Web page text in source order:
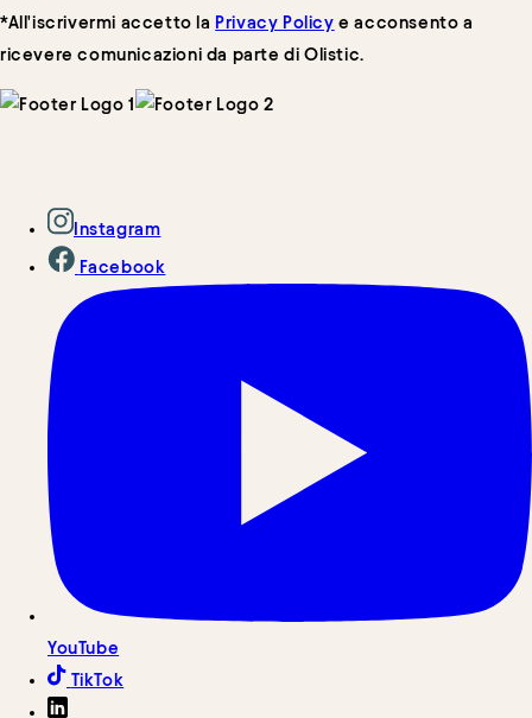
*All'iscrivermi accetto la Privacy Policy e acconsento a
ricevere comunicazioni da parte di Olistic.
Instagram
Facebook
YouTube
TikTok